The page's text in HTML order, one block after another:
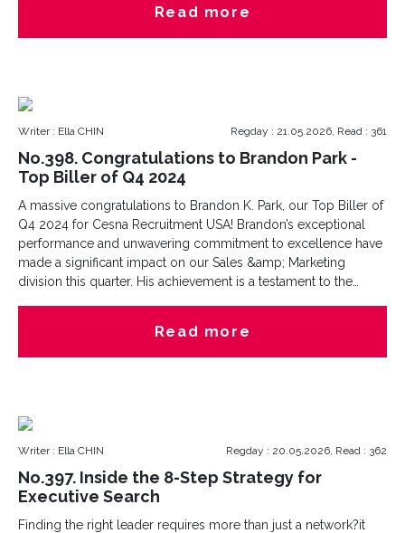
talent with incredible career opportunities. Connect with Nick
today to discuss your next career move or talent acquisition
planting, or curled up with a good book at a local cafe.
Read more
Writer : Ella CHIN Regday : 21.05.2026, Read : 361
No.398. Congratulations to Brandon Park -
Top Biller of Q4 2024
A massive congratulations to Brandon K. Park, our Top Biller of
Q4 2024 for Cesna Recruitment USA! Brandon’s exceptional
performance and unwavering commitment to excellence have
made a significant impact on our Sales &amp; Marketing
division this quarter. His achievement is a testament to the
incredibly proud to celebrate these outstanding results and
look forward to Brandon’s continued leadership and success
Read more
Writer : Ella CHIN Regday : 20.05.2026, Read : 362
No.397. Inside the 8-Step Strategy for
Executive Search
Finding the right leader requires more than just a network?it